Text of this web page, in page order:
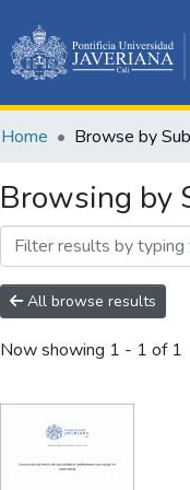
Home Browse by
Browsing by
All browse results
Now showing 1 - 1 of 1